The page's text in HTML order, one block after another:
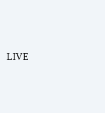
LIVE